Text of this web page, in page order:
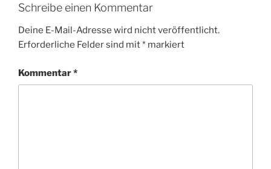
Schreibe einen Kommentar
Deine E-Mail-Adresse wird nicht veröffentlicht.
Erforderliche Felder sind mit* markiert
Kommentar*